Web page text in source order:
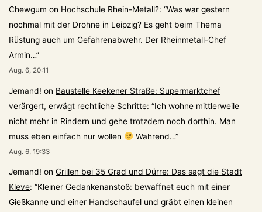
Chewgum on Hochschule Rhein-Metall?: “Was war gestern
nochmal mit der Drohne in Leipzig? Es geht beim Thema
Rüstung auch um Gefahrenabwehr. Der Rheinmetall-Chef
Armin…”
Aug. 6, 20:11
Jemand! on Baustelle Keekener Straße: Supermarktchef
verärgert, erwägt rechtliche Schritte: “Ich wohne mittlerweile
nicht mehr in Rindern und gehe trotzdem noch dorthin. Man
muss eben einfach nur wollen
Während…”
Aug. 6, 19:33
Jemand! on Grillen bei 35 Grad und Dürre: Das sagt die Stadt
Kleve: “Kleiner Gedankenanstoß: bewaffnet euch mit einer
Gießkanne und einer Handschaufel und gräbt einen kleinen